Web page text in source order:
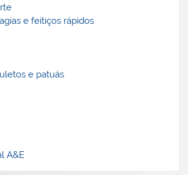
e feitiços rápidos
e patuás
A&E